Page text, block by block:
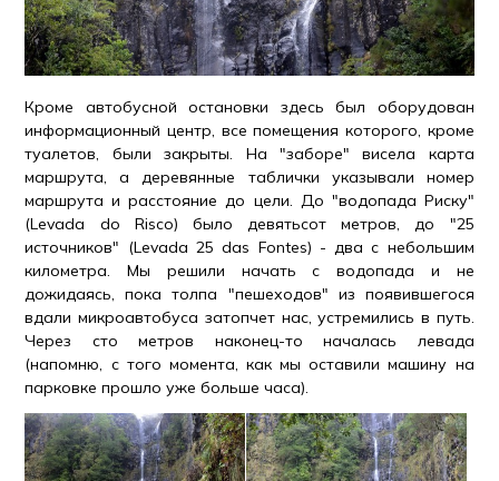
Кроме автобусной остановки здесь был оборудован
информационный центр, все помещения которого, кроме
туалетов, были закрыты. На "заборе" висела карта
маршрута, а деревянные таблички указывали номер
маршрута и расстояние до цели. До "водопада Риску"
(Levada do Risco) было девятьсот метров, до "25
источников" (Levada 25 das Fontes) - два с небольшим
километра. Мы решили начать с водопада и не
дожидаясь, пока толпа "пешеходов" из появившегося
вдали микроавтобуса затопчет нас, устремились в путь.
Через сто метров наконец-то началась левада
(напомню, с того момента, как мы оставили машину на
парковке прошло уже больше часа).